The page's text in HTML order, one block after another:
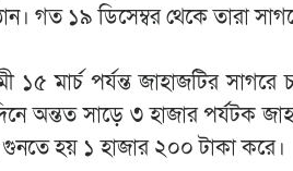
গত ১৯ ডিসেম্বর থেকে তারা
১৫ মার্চ পর্যন্ত জাহাজটির
অন্তত সাড়ে ৩ হাজার পর্যটক
হয় ১ হাজার ২০০ টাকা করে।